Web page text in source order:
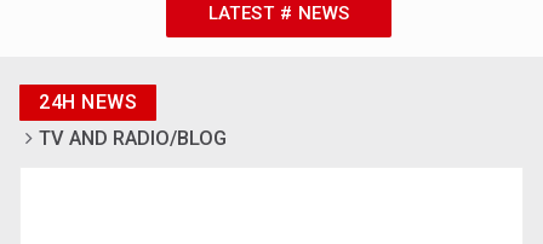
LATEST # NEWS
24H NEWS
TV AND RADIO/BLOG